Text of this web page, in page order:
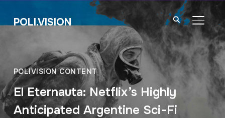
POLI.VISION
POLIVISION CONTENT
El Eternauta: Netflix’s Highly
Anticipated Argentine Sci-Fi